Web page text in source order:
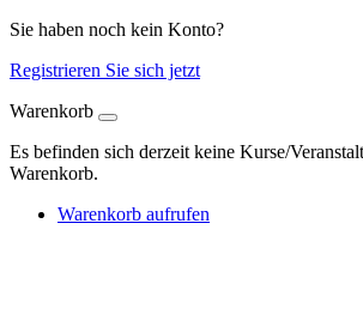
Sie haben noch kein Konto?
Registrieren Sie sich jetzt
Warenkorb
Es befinden sich derzeit keine Kurse/
Warenkorb.
Warenkorb aufrufen